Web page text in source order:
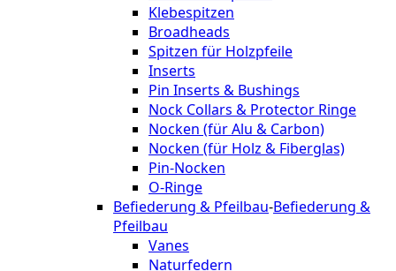
Klebespitzen
Broadheads
Spitzen für Holzpfeile
Inserts
Pin Inserts & Bushings
Nock Collars & Protector Ringe
Nocken (für Alu & Carbon)
Nocken (für Holz & Fiberglas)
Pin-Nocken
O-Ringe
Befiederung & Pfeilbau-Befiederung &
Pfeilbau
Vanes
Naturfedern